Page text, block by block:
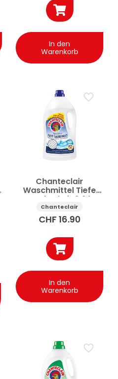
In den
Warenkorb
Chanteclair
Waschmittel Tiefe
Sauberkeit 3.6 l
Chanteclair
CHF 16.90
In den
Warenkorb